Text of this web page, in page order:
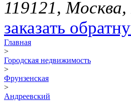
119121,
заказать
Главная
>
Городская недвижимость
>
Фрунзенская
>
Андреевский